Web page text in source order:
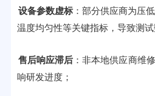
设备参数虚标：部分供应商为压
温度均匀性等关键指标，导致测试
售后响应滞后 ：非本地供应商维
响研发进度；